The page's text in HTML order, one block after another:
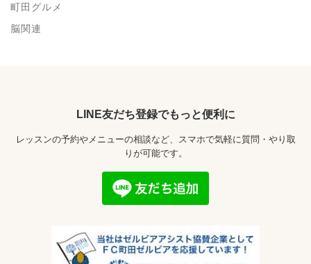
町田グルメ
脳関連
LINE友だち登録でもっと便利に
レッスンの予約やメニューの相談など、スマホで気軽に質問・やり取
りが可能です。